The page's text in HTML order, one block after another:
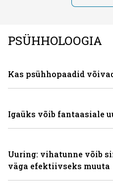
PSÜHHOLOOGIA
Kas psühhopaadid
Igaüks võib fantaasiale
Uuring: vihatunne võib
väga efektiivseks muuta